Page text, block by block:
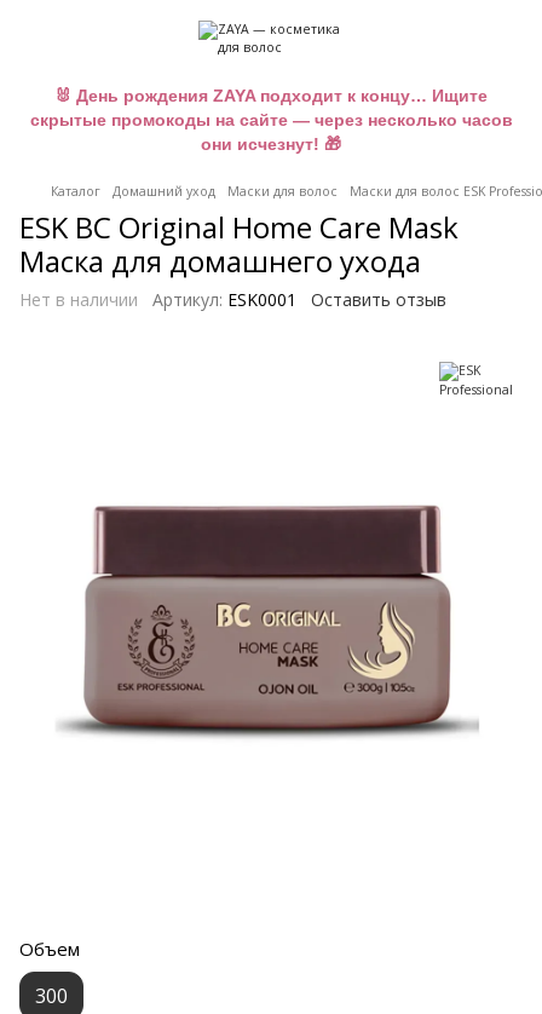
🐰 День рождения ZAYA подходит к концу… Ищите
скрытые промокоды на сайте — через несколько часов
они исчезнут! 🎁
Каталог Домашний уход Маски для волос Маски для волос ESK
ESK BC Original Home Care Mask
Маска для домашнего ухода
Нет в наличии Артикул: ESK0001 Оставить отзыв
Объем
300